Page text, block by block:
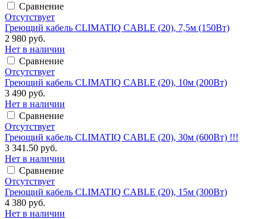
Сравнение
Отсутствует
Греющий кабель CLIMATIQ CABLE (20), 7,5м (150Вт)
2 980 руб.
Нет в наличии
Сравнение
Отсутствует
Греющий кабель CLIMATIQ CABLE (20), 10м (200Вт)
3 490 руб.
Нет в наличии
Сравнение
Отсутствует
Греющий кабель CLIMATIQ CABLE (20), 30м (600Вт) !!!
3 341.50 руб.
Нет в наличии
Сравнение
Отсутствует
Греющий кабель CLIMATIQ CABLE (20), 15м (300Вт)
4 380 руб.
Нет в наличии